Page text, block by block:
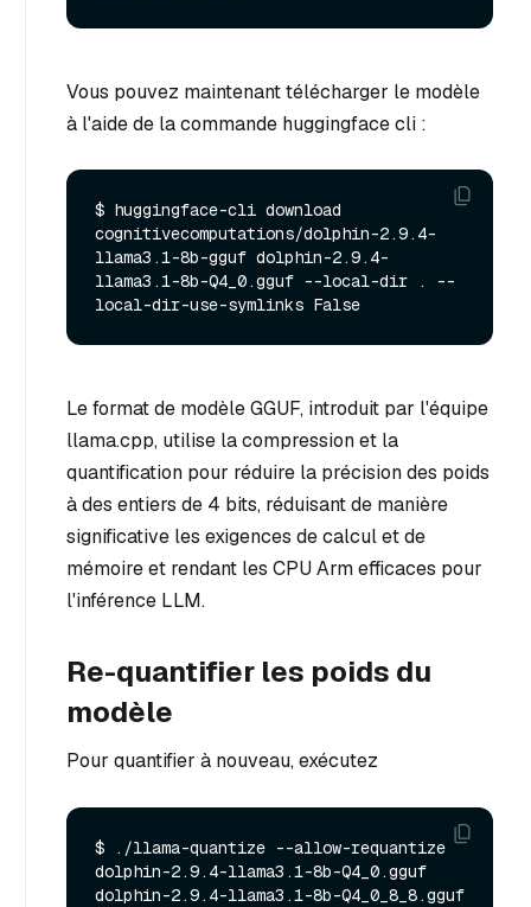
Vous pouvez maintenant télécharger le modèle
à l'aide de la commande huggingface cli :
$ huggingface-cli download
cognitivecomputations/dolphin-2.9.4-
llama3.1-8b-gguf dolphin-2.9.4-
llama3.1-8b-Q4_0.gguf --local-dir . --
Le format de modèle GGUF, introduit par l'équipe
llama.cpp, utilise la compression et la
quantification pour réduire la précision des poids
à des entiers de 4 bits, réduisant de manière
significative les exigences de calcul et de
mémoire et rendant les CPU Arm efficaces pour
l'inférence LLM.
Re-quantifier les poids du
modèle
Pour quantifier à nouveau, exécutez
$ ./llama-quantize --allow-requantize
dolphin-2.9.4-llama3.1-8b-Q4_0.gguf
dolphin-2.9.4-llama3.1-8b-Q4_0_8_8.gguf